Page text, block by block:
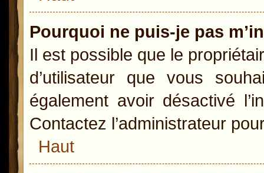
Pourquoi ne puis-je pas
Il est possible que le
d’utilisateur que vous
également avoir désactivé
Contactez l’administrateur
Haut